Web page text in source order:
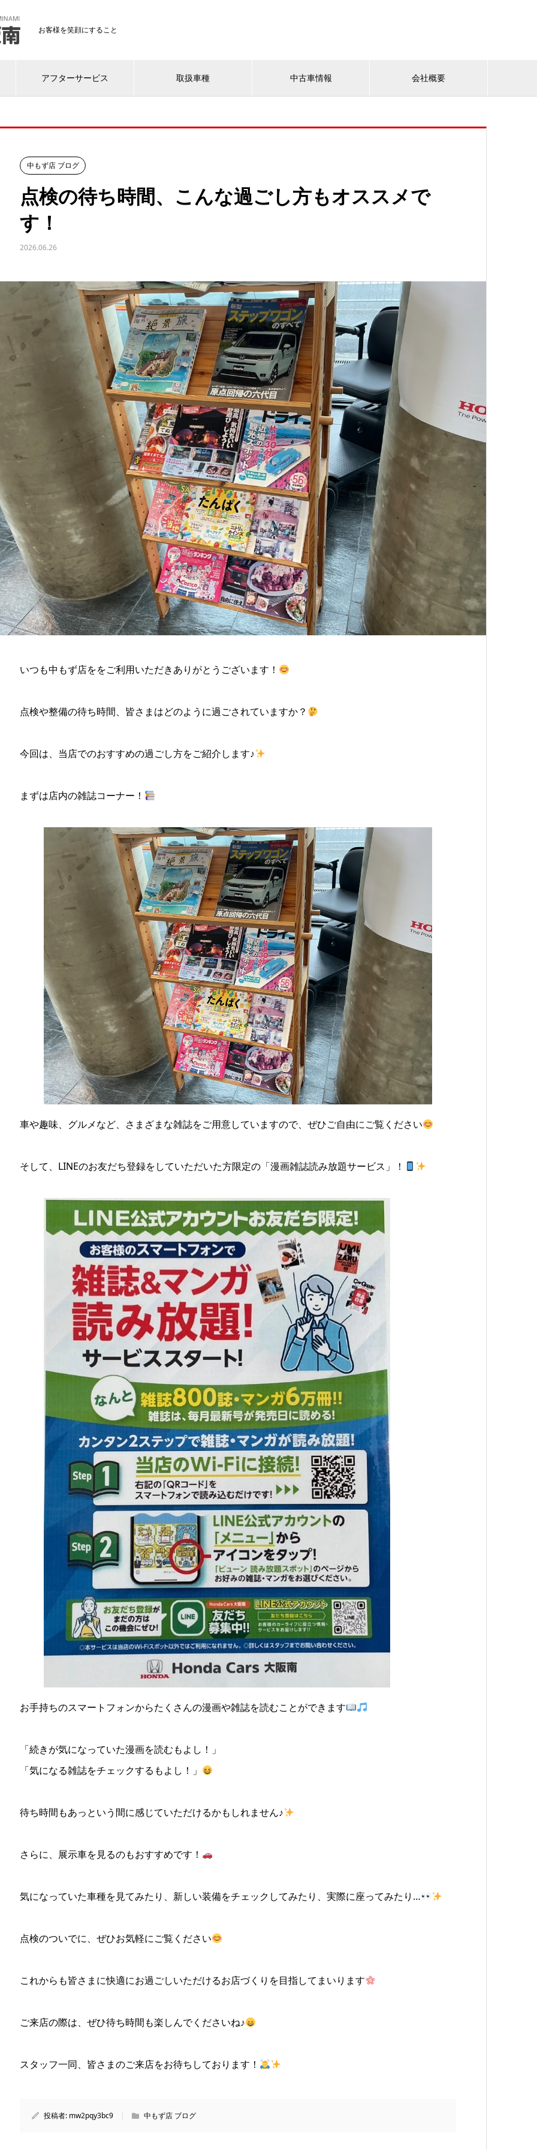
お客様を笑顔にすること
アフターサービス 取扱車種 中古車情報 会社概要
中もず店 ブログ
点検の待ち時間、こんな過ごし方もオススメで
す！
2026.06.26
いつも中もず店ををご利用いただきありがとうございます！
点検や整備の待ち時間、皆さまはどのように過ごされていますか？
今回は、当店でのおすすめの過ごし方をご紹介します♪
まずは店内の雑誌コーナー！
車や趣味、グルメなど、さまざまな雑誌をご用意していますので、ぜひご自由にご覧ください
そして、LINEのお友だち登録をしていただいた方限定の「漫画雑誌読み放題サービス」！
お手持ちのスマートフォンからたくさんの漫画や雑誌を読むことができます
「続きが気になっていた漫画を読むもよし！」
「気になる雑誌をチェックするもよし！」
待ち時間もあっという間に感じていただけるかもしれません♪
さらに、展示車を見るのもおすすめです！
気になっていた車種を見てみたり、新しい装備をチェックしてみたり、実際に座ってみたり…
点検のついでに、ぜひお気軽にご覧ください
これからも皆さまに快適にお過ごしいただけるお店づくりを目指してまいります
ご来店の際は、ぜひ待ち時間も楽しんでくださいね♪
スタッフ一同、皆さまのご来店をお待ちしております！
投稿者: mw2pqy3bc9 中もず店 ブログ